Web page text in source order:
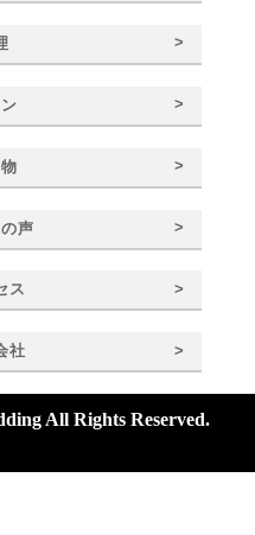
>
>
>
声 >
ス >
社 >
All Rights Reserved.